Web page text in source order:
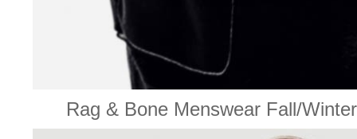
Rag & Bone Menswear Fall/